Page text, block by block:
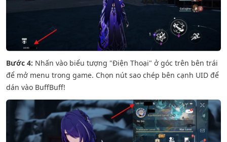
Bước 4: Nhấn vào biểu tượng "Điện Thoại" ở góc trên bên trái
để mở menu trong game. Chọn nút sao chép bên cạnh UID để
dán vào BuffBuff!